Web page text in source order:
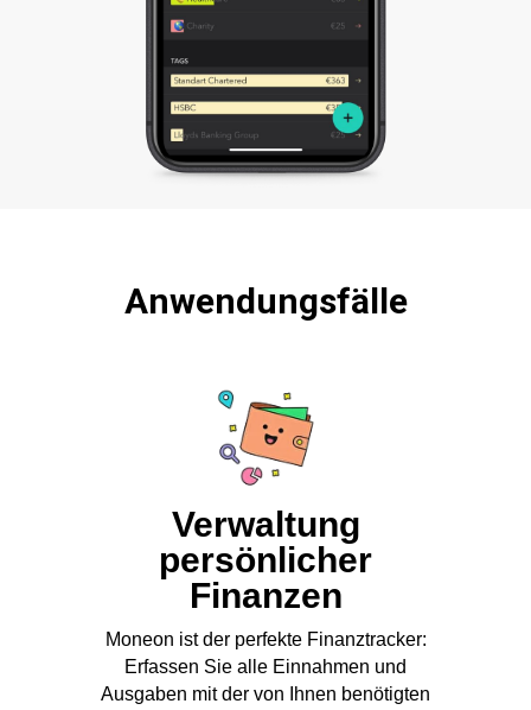
Anwendungsfälle
Moneon ist der perfekte Finanztracker:
Erfassen Sie alle Einnahmen und
Ausgaben mit der von Ihnen benötigten
Verwaltung
persönlicher
Finanzen